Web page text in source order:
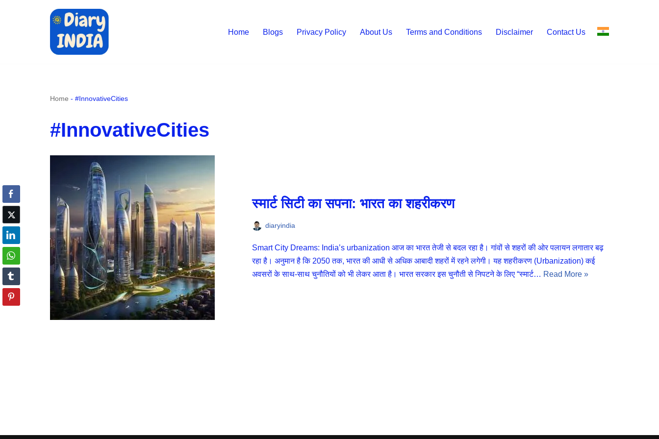
Home Blogs Privacy Policy About Us Terms and Conditions Disclaimer Contact Us
Home - #InnovativeCities
#InnovativeCities
स्मार्ट सिटी का सपना: भारत का शहरीकरण
diaryindia
Smart City Dreams: India’s urbanization आज का भारत तेजी से बदल रहा है। गांवों से शहरों की ओर पलायन लगातार बढ़
रहा है। अनुमान है कि 2050 तक, भारत की आधी से अधिक आबादी शहरों में रहने लगेगी। यह शहरीकरण (Urbanization) कई
अवसरों के साथ-साथ चुनौतियों को भी लेकर आता है। भारत सरकार इस चुनौती से निपटने के लिए “स्मार्ट… Read More »